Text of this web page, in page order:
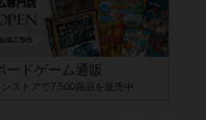
ードゲーム通販
ンストアで7,500商品を販売中